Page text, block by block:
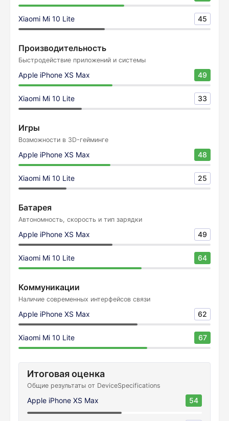
Xiaomi Mi 10 Lite 45
Производительность
Быстродействие приложений и системы
Apple iPhone XS Max 49
Xiaomi Mi 10 Lite 33
Игры
Возможности в 3D-гейминге
Apple iPhone XS Max 48
Xiaomi Mi 10 Lite 25
Батарея
Автономность, скорость и тип зарядки
Apple iPhone XS Max 49
Xiaomi Mi 10 Lite 64
Коммуникации
Наличие современных интерфейсов связи
Apple iPhone XS Max 62
Xiaomi Mi 10 Lite 67
Итоговая оценка
Общие результаты от DeviceSpecifications
Apple iPhone XS Max 54